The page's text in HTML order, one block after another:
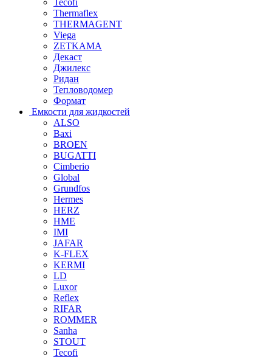
Thermaflex
THERMAGENT
Viega
ZETKAMA
Декаст
Джилекс
Ридан
Тепловодомер
Формат
Емкости для жидкостей
ALSO
Baxi
BROEN
BUGATTI
Cimberio
Global
Grundfos
Hermes
HERZ
HME
IMI
JAFAR
K-FLEX
KERMI
LD
Luxor
Reflex
RIFAR
ROMMER
Sanha
STOUT
Tecofi